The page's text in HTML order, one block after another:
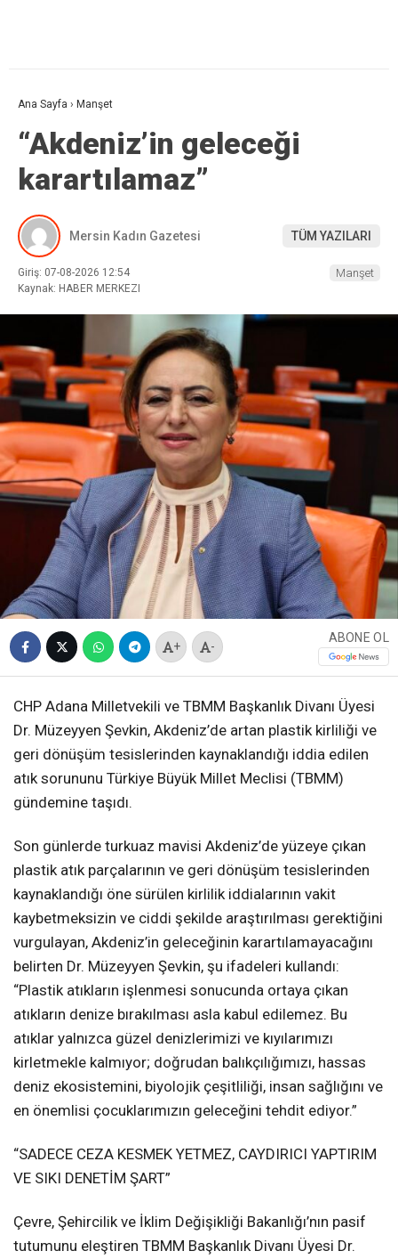
Ana Sayfa › Manşet
“Akdeniz’in geleceği
karartılamaz”
Mersin Kadın Gazetesi TÜM YAZILARI
Giriş: 07-08-2026 12:54
Kaynak: HABER MERKEZI
Manşet
+ -
ABONE OL
CHP Adana Milletvekili ve TBMM Başkanlık Divanı Üyesi
Dr. Müzeyyen Şevkin, Akdeniz’de artan plastik kirliliği ve
geri dönüşüm tesislerinden kaynaklandığı iddia edilen
atık sorununu Türkiye Büyük Millet Meclisi (TBMM)
gündemine taşıdı.
Son günlerde turkuaz mavisi Akdeniz’de yüzeye çıkan
plastik atık parçalarının ve geri dönüşüm tesislerinden
kaynaklandığı öne sürülen kirlilik iddialarının vakit
kaybetmeksizin ve ciddi şekilde araştırılması gerektiğini
vurgulayan, Akdeniz’in geleceğinin karartılamayacağını
belirten Dr. Müzeyyen Şevkin, şu ifadeleri kullandı:
“Plastik atıkların işlenmesi sonucunda ortaya çıkan
atıkların denize bırakılması asla kabul edilemez. Bu
atıklar yalnızca güzel denizlerimizi ve kıyılarımızı
kirletmekle kalmıyor; doğrudan balıkçılığımızı, hassas
deniz ekosistemini, biyolojik çeşitliliği, insan sağlığını ve
en önemlisi çocuklarımızın geleceğini tehdit ediyor.”
“SADECE CEZA KESMEK YETMEZ, CAYDIRICI YAPTIRIM
VE SIKI DENETİM ŞART”
Çevre, Şehircilik ve İklim Değişikliği Bakanlığı’nın pasif
tutumunu eleştiren TBMM Başkanlık Divanı Üyesi Dr.